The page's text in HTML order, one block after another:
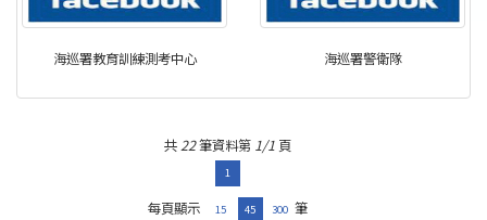
海巡署教育訓練測考中心 海巡署警衛隊
共22筆資料第 1/1頁
1
每頁顯示 15 45 300 筆